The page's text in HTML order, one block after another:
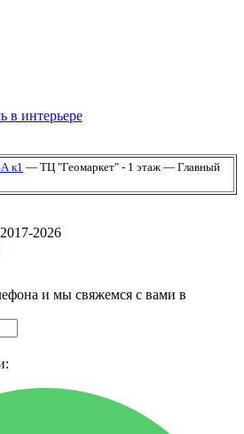
в интерьере
к1 — ТЦ "Геомаркет" - 1 этаж — Главный
2026
и мы свяжемся с вами в